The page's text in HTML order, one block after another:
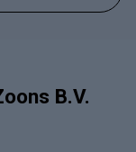
B.V.